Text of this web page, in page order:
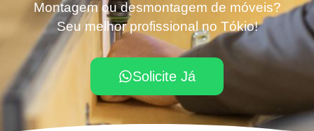
Montagem ou desmontagem de móveis?
Seu melhor profissional no Tókio!
Solicite Já